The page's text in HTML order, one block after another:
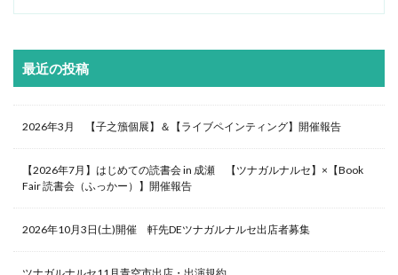
最近の投稿
2026年3月 【子之籏個展】＆【ライブペインティング】開催報告
【2026年7月】はじめての読書会 in 成瀬 【ツナガルナルセ】×【Book
Fair 読書会（ふっかー）】開催報告
2026年10月3日(土)開催 軒先DEツナガルナルセ出店者募集